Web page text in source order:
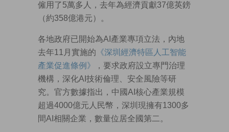
僱用了5萬多人，去年為經濟貢獻37億英鎊
（約358億港元）。
各地政府已開始為AI產業專項立法，內地
去年11月實施的 《深圳經濟特區人工智能
產業促進條例》
，要求政府設立專門治理
機構，深化AI技術倫理、安全風險等研
究。官方數據指出，中國AI核心產業規模
超過4000億元人民幣，深圳現擁有1300多
間AI相關企業，數量位居全國第二。